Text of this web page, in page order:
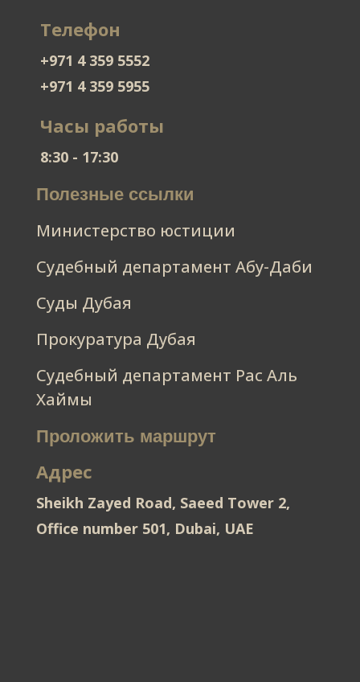
Телефон
+971 4 359 5552
+971 4 359 5955
Часы работы
8:30 - 17:30
Полезные ссылки
Министерство юстиции
Судебный департамент Абу-Даби
Суды Дубая
Прокуратура Дубая
Судебный департамент Рас Аль
Хаймы
Проложить маршрут
Адрес
Sheikh Zayed Road, Saeed Tower 2,
Office number 501, Dubai, UAE